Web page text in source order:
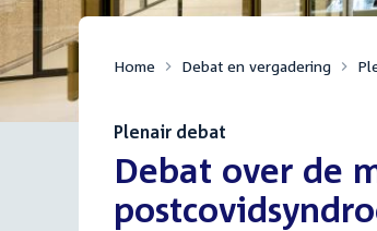
Home Debat en vergadering
Plenair debat
:Debat over de